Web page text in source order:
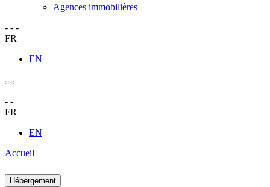
Agences immobilières
- - -
FR
EN
- -
FR
EN
Accueil
Hébergement